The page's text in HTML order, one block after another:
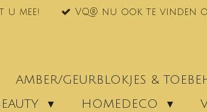
u mee! VQ® nu ook te vinden
AMBER/GEURBLOKJES &
HOMEDECO